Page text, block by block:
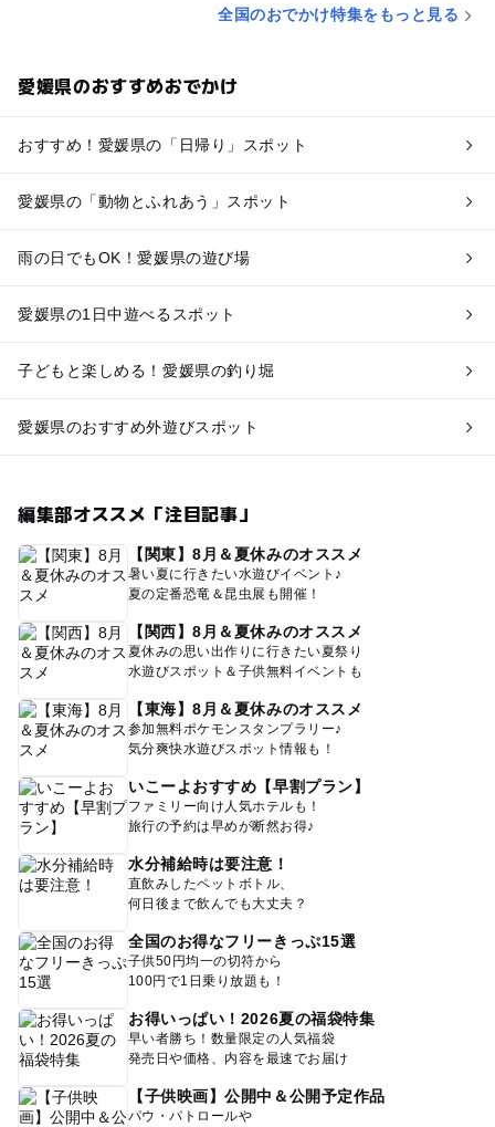
全国のおでかけ特集をもっと見る
愛媛県のおすすめおでかけ
おすすめ！愛媛県の「日帰り」スポット
愛媛県の「動物とふれあう」スポット
雨の日でもOK！愛媛県の遊び場
愛媛県の1日中遊べるスポット
子どもと楽しめる！愛媛県の釣り堀
愛媛県のおすすめ外遊びスポット
編集部オススメ「注目記事」
【関東】8月＆夏休みのオススメ
暑い夏に行きたい水遊びイベント♪
夏の定番恐竜＆昆虫展も開催！
【関西】8月＆夏休みのオススメ
夏休みの思い出作りに行きたい夏祭り
水遊びスポット＆子供無料イベントも
【東海】8月＆夏休みのオススメ
参加無料ポケモンスタンプラリー♪
気分爽快水遊びスポット情報も！
いこーよおすすめ【早割プラン】
ファミリー向け人気ホテルも！
旅行の予約は早めが断然お得♪
水分補給時は要注意！
直飲みしたペットボトル、
何日後まで飲んでも大丈夫？
全国のお得なフリーきっぷ15選
子供50円均一の切符から
100円で1日乗り放題も！
お得いっぱい！2026夏の福袋特集
早い者勝ち！数量限定の人気福袋
発売日や価格、内容を最速でお届け
【子供映画】公開中＆公開予定作品
パウ・パトロールや